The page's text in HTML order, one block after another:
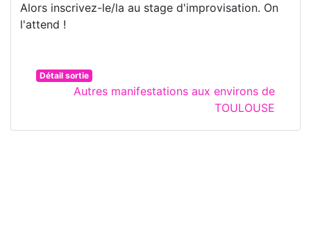
Alors inscrivez-le/la au stage d'improvisation. On
l'attend !
Détail sortie
Autres manifestations aux environs de
TOULOUSE